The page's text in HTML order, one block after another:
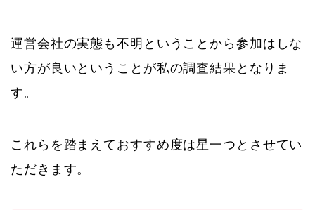
運営会社の実態も不明ということから参加はしな
い方が良いということが私の調査結果となりま
す。
これらを踏まえておすすめ度は星一つとさせてい
ただきます。